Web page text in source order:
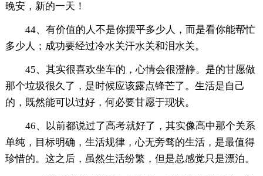
晚安，新的一天！
44、有价值的人不是你摆平多少人，而是看你能帮忙
多少人；成功要经过冷水关汗水关和泪水关。
45、其实很喜欢坐车的，心情会很澄静。是的甘愿做
那个垃圾很久了，是时候应该露点锋芒了。生活是自己
的，既然能可以过好，何必要甘愿于现状。
46、以前都说过了高考就好了，其实像高中那个关系
单纯，目标明确，生活规律，心无旁骛的生活，是最值得
珍惜的。这之后，虽然生活纷繁，但是总感觉只是漂泊。